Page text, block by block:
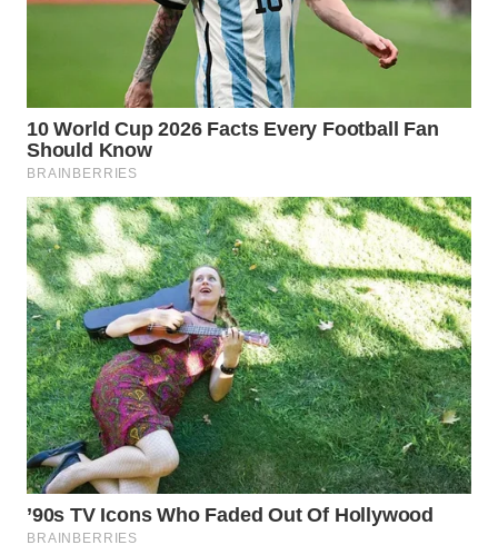
WN
PRIANGAN
TIMUR
WN
SEMARANG
WN
SOLO
WN
BOROBUDUR
WN
MADURA
WN